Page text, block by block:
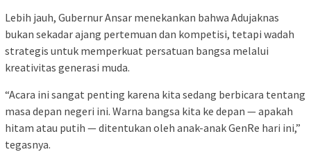
Lebih jauh, Gubernur Ansar menekankan bahwa Adujaknas
bukan sekadar ajang pertemuan dan kompetisi, tetapi wadah
strategis untuk memperkuat persatuan bangsa melalui
kreativitas generasi muda.
“Acara ini sangat penting karena kita sedang berbicara tentang
masa depan negeri ini. Warna bangsa kita ke depan — apakah
hitam atau putih — ditentukan oleh anak-anak GenRe hari ini,”
tegasnya.